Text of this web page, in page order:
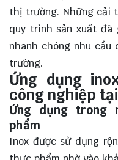
thị trường. Những cải
quy trình sản xuất
nhanh chóng nhu
trường.
Ứng dụng
công nghiệp
Ứng dụng trong
phẩm
Inox được sử dụng